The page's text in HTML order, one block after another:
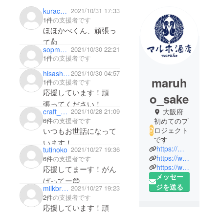
kurachan_9200 2021/10/31 17:33
1件の支援者です
ほほかべくん、頑張っ
て👍
sopmocci 2021/10/30 22:21
1件の支援者です
hisashikato282021/10/30 04:57
1件の支援者です
応援しています！頑
張ってください！
craft_yoshino 2021/10/28 21:09
6件の支援者です
いつもお世話になって
います！
廃棄ビールの有効活
用、応援してます！🍻
🍻
tutinoko 2021/10/27 19:36
6件の支援者です
応援してまーす！がん
ばってー😊
milkbread0924 2021/10/27 19:23
2件の支援者です
応援しています！頑
maruh
o_sake
大阪府
初めてのプ
ロジェクト
です
https://maruho-sake.com/
https://www.instagram.com/maruho311/
https://www.facebook.com/maruho.sake/
メッセー
ジを送る